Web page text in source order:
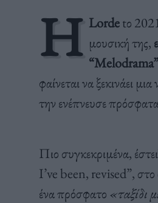
Η Lordetο
μουσική της,
φαίνεται να ξεκινάει
την ενέπνευσε
Πιο συγκεκριμένα,
I’ve been, revised”, στο
ένα πρόσφατο «ταξίδι